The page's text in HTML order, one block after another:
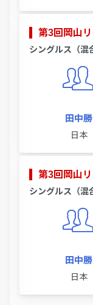
第3回岡山
シングルス（混
田中勝
日本
第3回岡山
シングルス（混
田中勝
日本